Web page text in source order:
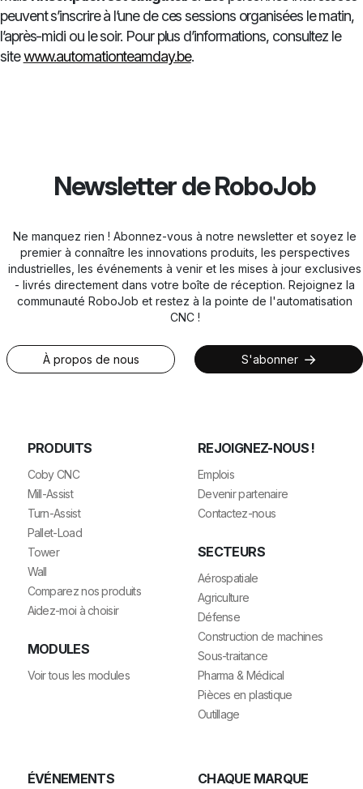
peuvent s’inscrire à l’une de ces sessions organisées le matin,
l’après-midi ou le soir. Pour plus d’informations, consultez le
sitewww.automationteamday.be.
Newsletter de RoboJob
Ne manquez rien ! Abonnez-vous à notre newsletter et soyez le
premier à connaître les innovations produits, les perspectives
industrielles, les événements à venir et les mises à jour exclusives
- livrés directement dans votre boîte de réception. Rejoignez la
communauté RoboJob et restez à la pointe de l'automatisation
CNC !
À propos de nous S'abonner
PRODUITS
Coby CNC
Mill-Assist
Turn-Assist
Pallet-Load
Tower
Wall
Comparez nos produits
Aidez-moi à choisir
MODULES
Voir tous les modules
REJOIGNEZ-NOUS !
Emplois
Devenir partenaire
Contactez-nous
SECTEURS
Aérospatiale
Agriculture
Défense
Construction de machines
Sous-traitance
Pharma & Médical
Pièces en plastique
Outillage
ÉVÉNEMENTS
CHAQUE MARQUE